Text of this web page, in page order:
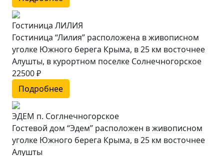
Гостиница ЛИЛИЯ
Гостиница “Лилия” расположена в живописном
уголке Южного берега Крыма, в 25 км восточнее
Алушты, в курортном поселке Солнечногорское
22500 ₽
Подробнее
ЭДЕМ п. Соглнечногорское
Гостевой дом “Эдем” расположен в живописном
уголке Южного берега Крыма, в 25 км восточнее
Алушты